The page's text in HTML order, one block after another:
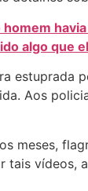
algo que
estuprada
Aos
meses,
tais vídeos,